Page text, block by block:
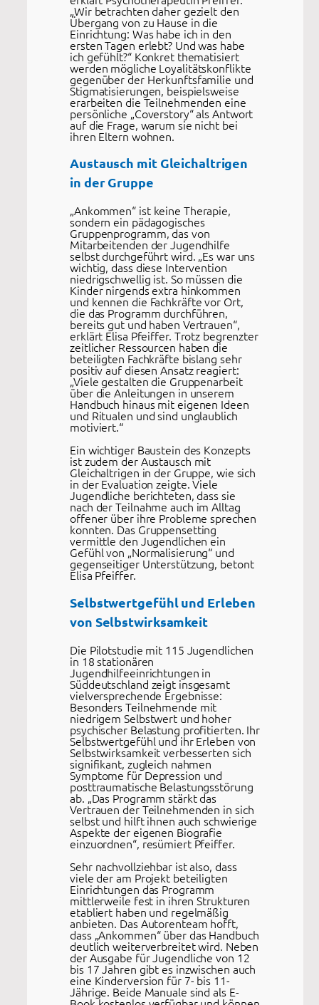
„Wir betrachten daher gezielt den
Übergang von zu Hause in die
Einrichtung: Was habe ich in den
ersten Tagen erlebt? Und was habe
ich gefühlt?“ Konkret thematisiert
werden mögliche Loyalitätskonflikte
gegenüber der Herkunftsfamilie und
Stigmatisierungen, beispielsweise
erarbeiten die Teilnehmenden eine
persönliche „Coverstory“ als Antwort
auf die Frage, warum sie nicht bei
ihren Eltern wohnen.
Austausch mit Gleichaltrigen
in der Gruppe
„Ankommen“ ist keine Therapie,
sondern ein pädagogisches
Gruppenprogramm, das von
Mitarbeitenden der Jugendhilfe
selbst durchgeführt wird. „Es war uns
wichtig, dass diese Intervention
niedrigschwellig ist. So müssen die
Kinder nirgends extra hinkommen
und kennen die Fachkräfte vor Ort,
die das Programm durchführen,
bereits gut und haben Vertrauen“,
erklärt Elisa Pfeiffer. Trotz begrenzter
zeitlicher Ressourcen haben die
beteiligten Fachkräfte bislang sehr
positiv auf diesen Ansatz reagiert:
„Viele gestalten die Gruppenarbeit
über die Anleitungen in unserem
Handbuch hinaus mit eigenen Ideen
und Ritualen und sind unglaublich
motiviert.“
Ein wichtiger Baustein des Konzepts
ist zudem der Austausch mit
Gleichaltrigen in der Gruppe, wie sich
in der Evaluation zeigte. Viele
Jugendliche berichteten, dass sie
nach der Teilnahme auch im Alltag
offener über ihre Probleme sprechen
konnten. Das Gruppensetting
vermittle den Jugendlichen ein
Gefühl von „Normalisierung“ und
gegenseitiger Unterstützung, betont
Elisa Pfeiffer.
Selbstwertgefühl und Erleben
von Selbstwirksamkeit
Die Pilotstudie mit 115 Jugendlichen
in 18 stationären
Jugendhilfeeinrichtungen in
Süddeutschland zeigt insgesamt
vielversprechende Ergebnisse:
Besonders Teilnehmende mit
niedrigem Selbstwert und hoher
psychischer Belastung profitierten. Ihr
Selbstwertgefühl und ihr Erleben von
Selbstwirksamkeit verbesserten sich
signifikant, zugleich nahmen
Symptome für Depression und
posttraumatische Belastungsstörung
ab. „Das Programm stärkt das
Vertrauen der Teilnehmenden in sich
selbst und hilft ihnen auch schwierige
Aspekte der eigenen Biografie
einzuordnen“, resümiert Pfeiffer.
Sehr nachvollziehbar ist also, dass
viele der am Projekt beteiligten
Einrichtungen das Programm
mittlerweile fest in ihren Strukturen
etabliert haben und regelmäßig
anbieten. Das Autorenteam hofft,
dass „Ankommen“ über das Handbuch
deutlich weiterverbreitet wird. Neben
der Ausgabe für Jugendliche von 12
bis 17 Jahren gibt es inzwischen auch
eine Kinderversion für 7- bis 11-
Jährige. Beide Manuale sind als E-